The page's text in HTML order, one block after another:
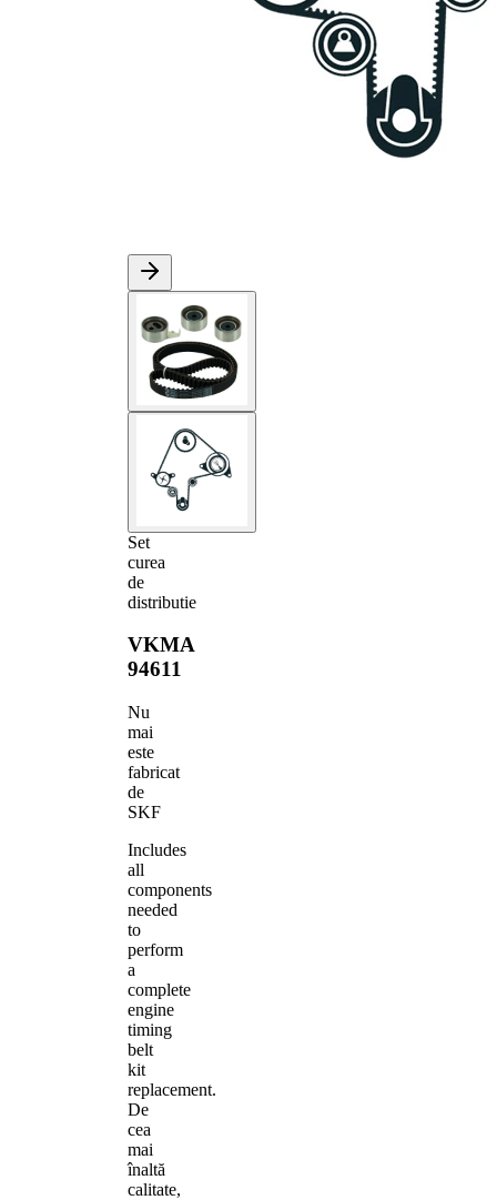
Set
curea
de
distributie
VKMA
94611
Nu
mai
este
fabricat
de
SKF
Includes
all
components
needed
to
perform
a
complete
engine
timing
belt
kit
replacement.
De
cea
mai
înaltă
calitate,